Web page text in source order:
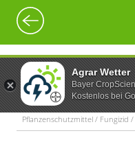
Agrar Wetter
Bayer
Kostenlos bei
Pflanzenschutzmittel / Fungizid